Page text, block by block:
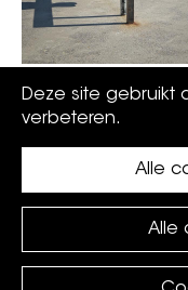
skaten
Deze site gebruikt
verbeteren.
Alle
Alle